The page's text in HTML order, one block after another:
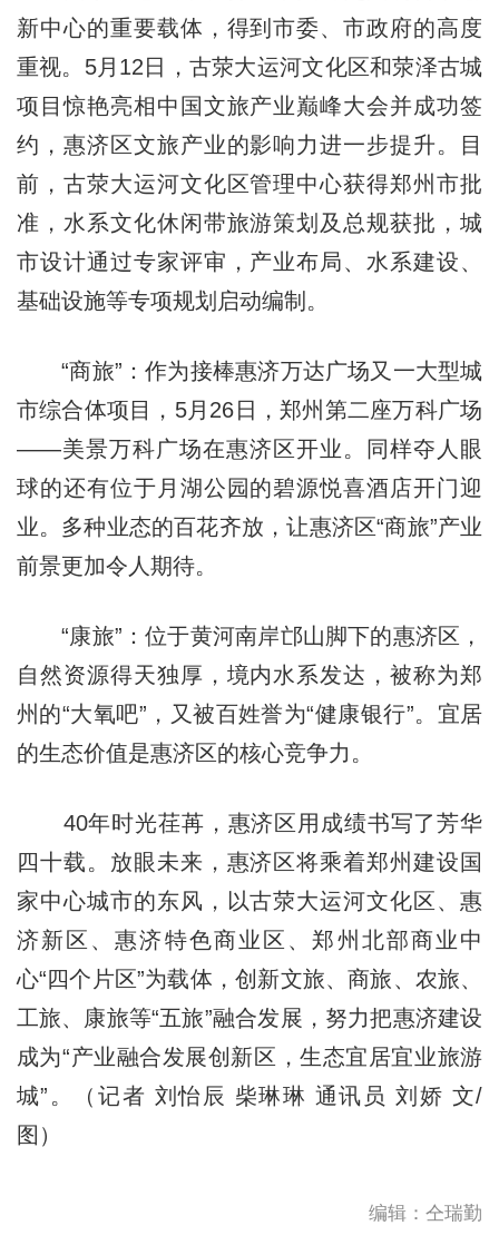
新中心的重要载体，得到市委、市政府的高度
重视。5月12日，古荥大运河文化区和荥泽古城
项目惊艳亮相中国文旅产业巅峰大会并成功签
约，惠济区文旅产业的影响力进一步提升。目
前，古荥大运河文化区管理中心获得郑州市批
准，水系文化休闲带旅游策划及总规获批，城
市设计通过专家评审，产业布局、水系建设、
基础设施等专项规划启动编制。
“商旅”：作为接棒惠济万达广场又一大型城
市综合体项目，5月26日，郑州第二座万科广场
——美景万科广场在惠济区开业。同样夺人眼
球的还有位于月湖公园的碧源悦喜酒店开门迎
业。多种业态的百花齐放，让惠济区“商旅”产业
前景更加令人期待。
“康旅”：位于黄河南岸邙山脚下的惠济区，
自然资源得天独厚，境内水系发达，被称为郑
州的“大氧吧”，又被百姓誉为“健康银行”。宜居
的生态价值是惠济区的核心竞争力。
40年时光荏苒，惠济区用成绩书写了芳华
四十载。放眼未来，惠济区将乘着郑州建设国
家中心城市的东风，以古荥大运河文化区、惠
济新区、惠济特色商业区、郑州北部商业中
心“四个片区”为载体，创新文旅、商旅、农旅、
工旅、康旅等“五旅”融合发展，努力把惠济建设
成为“产业融合发展创新区，生态宜居宜业旅游
城”。（记者 刘怡辰 柴琳琳 通讯员 刘娇 文/
图）
编辑：仝瑞勤